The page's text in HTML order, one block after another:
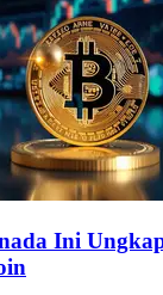
Ini